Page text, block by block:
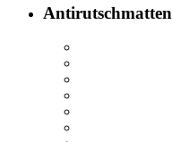
Antirutschmatten